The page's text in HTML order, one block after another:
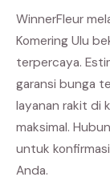
WinnerFleur
Komering Ulu
terpercaya.
garansi bunga
layanan rakit di
maksimal.
untuk
Anda.